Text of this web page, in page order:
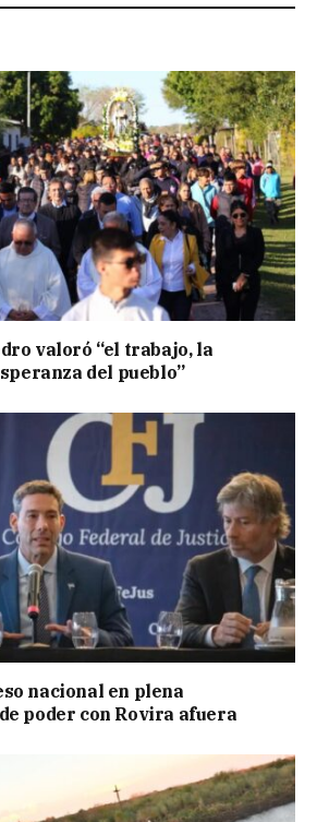
valoró “el trabajo, la
del pueblo”
nacional en plena
poder con Rovira afuera